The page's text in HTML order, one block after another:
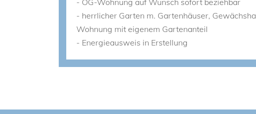
- OG-Wohnung auf Wunsch sofort beziehbar
- herrlicher Garten m. Gartenhäuser,
Wohnung mit eigenem Gartenanteil
- Energieausweis in Erstellung